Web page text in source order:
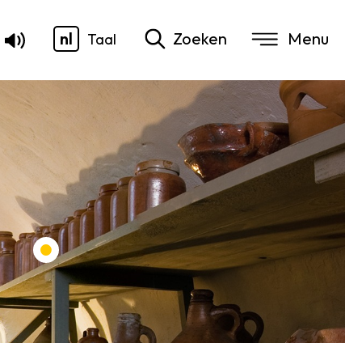
nl Taal Zoeken